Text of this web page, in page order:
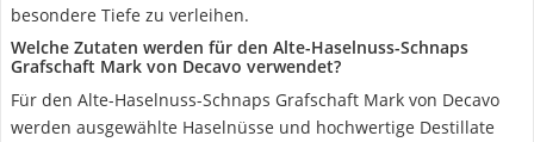
besondere Tiefe zu verleihen.
Welche Zutaten werden für den Alte-Haselnuss-Schnaps
Grafschaft Mark von Decavo verwendet?
Für den Alte-Haselnuss-Schnaps Grafschaft Mark von Decavo
werden ausgewählte Haselnüsse und hochwertige Destillate